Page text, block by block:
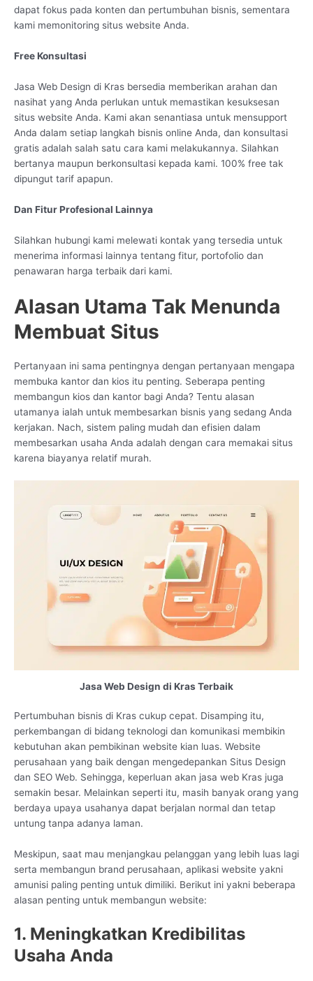
dapat fokus pada konten dan pertumbuhan bisnis, sementara
kami memonitoring situs website Anda.
Free Konsultasi
Jasa Web Design di Kras bersedia memberikan arahan dan
nasihat yang Anda perlukan untuk memastikan kesuksesan
situs website Anda. Kami akan senantiasa untuk mensupport
Anda dalam setiap langkah bisnis online Anda, dan konsultasi
gratis adalah salah satu cara kami melakukannya. Silahkan
bertanya maupun berkonsultasi kepada kami. 100% free tak
dipungut tarif apapun.
Dan Fitur Profesional Lainnya
Silahkan hubungi kami melewati kontak yang tersedia untuk
menerima informasi lainnya tentang fitur, portofolio dan
penawaran harga terbaik dari kami.
Alasan Utama Tak Menunda
Membuat Situs
Pertanyaan ini sama pentingnya dengan pertanyaan mengapa
membuka kantor dan kios itu penting. Seberapa penting
membangun kios dan kantor bagi Anda? Tentu alasan
utamanya ialah untuk membesarkan bisnis yang sedang Anda
kerjakan. Nach, sistem paling mudah dan efisien dalam
membesarkan usaha Anda adalah dengan cara memakai situs
karena biayanya relatif murah.
Jasa Web Design di Kras Terbaik
Pertumbuhan bisnis di Kras cukup cepat. Disamping itu,
perkembangan di bidang teknologi dan komunikasi membikin
kebutuhan akan pembikinan website kian luas. Website
perusahaan yang baik dengan mengedepankan Situs Design
dan SEO Web. Sehingga, keperluan akan jasa web Kras juga
semakin besar. Melainkan seperti itu, masih banyak orang yang
berdaya upaya usahanya dapat berjalan normal dan tetap
untung tanpa adanya laman.
Meskipun, saat mau menjangkau pelanggan yang lebih luas lagi
serta membangun brand perusahaan, aplikasi website yakni
amunisi paling penting untuk dimiliki. Berikut ini yakni beberapa
alasan penting untuk membangun website:
1. Meningkatkan Kredibilitas
Usaha Anda